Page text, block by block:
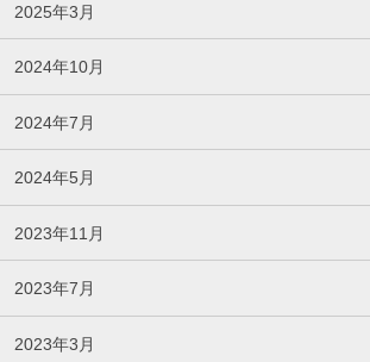
2025年3月
2024年10月
2024年7月
2024年5月
2023年11月
2023年7月
2023年3月